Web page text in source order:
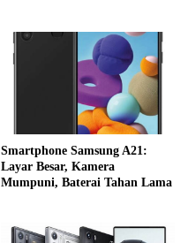
Smartphone Samsung A21:
Layar Besar, Kamera
Mumpuni, Baterai Tahan Lama